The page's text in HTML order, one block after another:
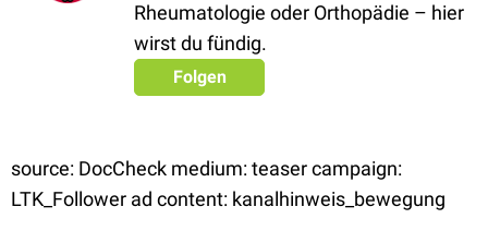
Rheumatologie oder Orthopädie – hier
wirst du fündig.
Folgen
source: DocCheck medium: teaser campaign:
LTK_Follower ad content: kanalhinweis_bewegung